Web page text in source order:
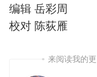
编辑 岳彩周
校对 陈荻雁
来阅读我的